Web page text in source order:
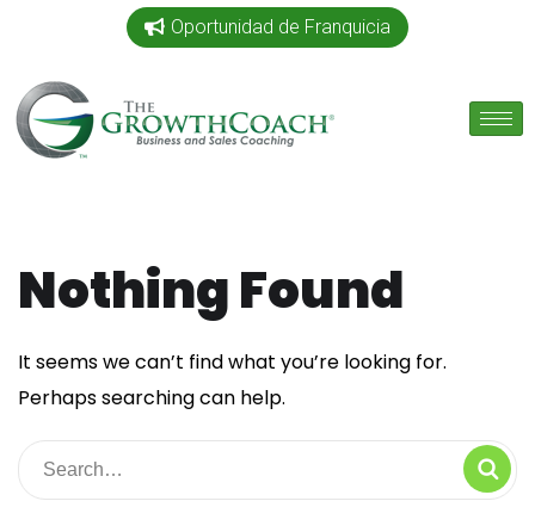
Oportunidad de Franquicia
Nothing Found
It seems we can’t find what you’re looking for.
Perhaps searching can help.